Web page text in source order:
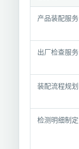
交
付
明
产品装配服务
出厂检查服务
装配流程规划
检测明细制定